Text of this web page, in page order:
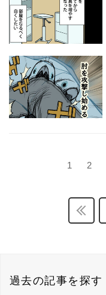
1 2
過去の記事を探す